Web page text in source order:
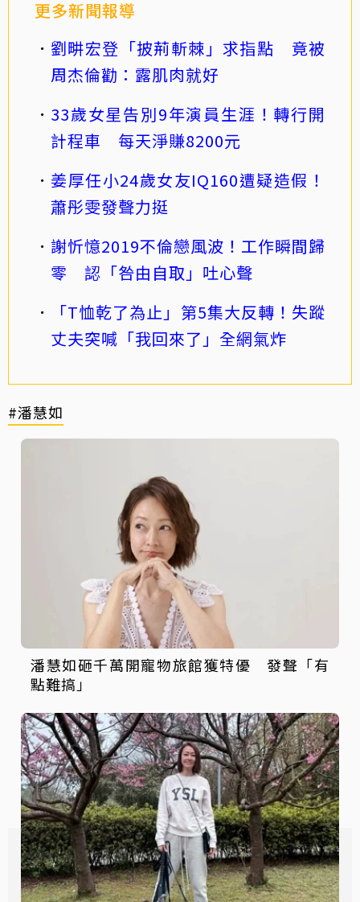
更多新聞報導
劉畊宏登「披荊斬棘」求指點 竟被
周杰倫勸：露肌肉就好
33歲女星告別9年演員生涯！轉行開
計程車 每天淨賺8200元
姜厚任小24歲女友IQ160遭疑造假！
蕭彤雯發聲力挺
謝忻憶2019不倫戀風波！工作瞬間歸
零 認「咎由自取」吐心聲
「T恤乾了為止」第5集大反轉！失蹤
丈夫突喊「我回來了」全網氣炸
#潘慧如
潘慧如砸千萬開寵物旅館獲特優 發聲「有
點難搞」